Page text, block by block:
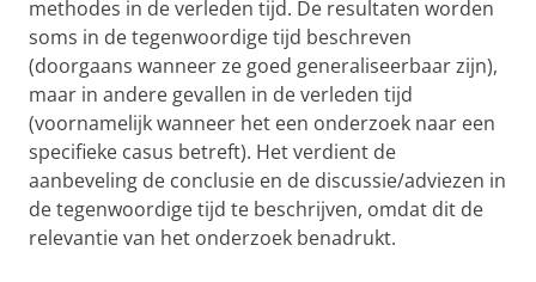
methodes in de verleden tijd. De resultaten worden
soms in de tegenwoordige tijd beschreven
(doorgaans wanneer ze goed generaliseerbaar zijn),
maar in andere gevallen in de verleden tijd
(voornamelijk wanneer het een onderzoek naar een
specifieke casus betreft). Het verdient de
aanbeveling de conclusie en de discussie/adviezen in
de tegenwoordige tijd te beschrijven, omdat dit de
relevantie van het onderzoek benadrukt.